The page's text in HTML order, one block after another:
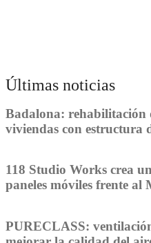
Últimas noticias
Badalona: rehabilitación
viviendas con estructura
118 Studio Works crea
paneles móviles frente al
PURECLASS: